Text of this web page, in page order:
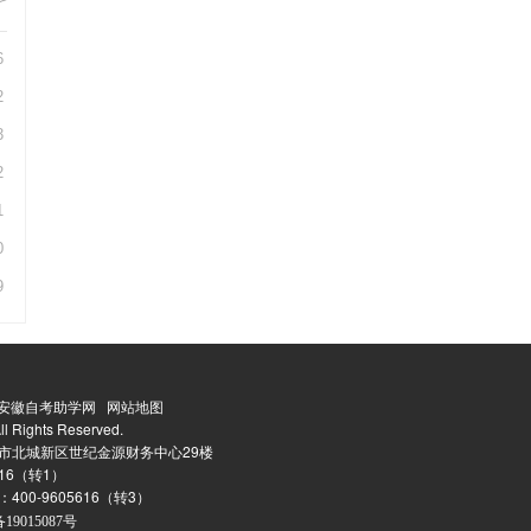
徽自考助学网
网站地图
Rights Reserved.
北城新区世纪金源财务中心29楼
（转1）
400-9605616（转3）
19015087号